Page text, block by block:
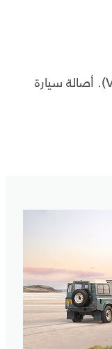
قوة المحرك ثماني الأسطوانات (V8). أصالة سيارة